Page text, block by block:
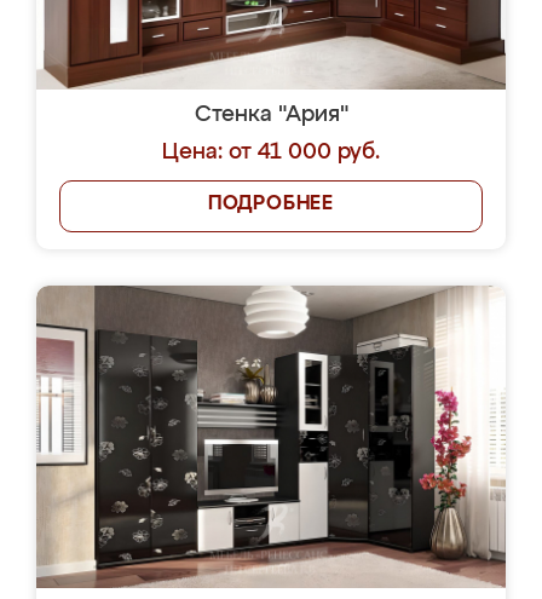
Стенка "Ария"
Цена: от 41 000 руб.
ПОДРОБНЕЕ